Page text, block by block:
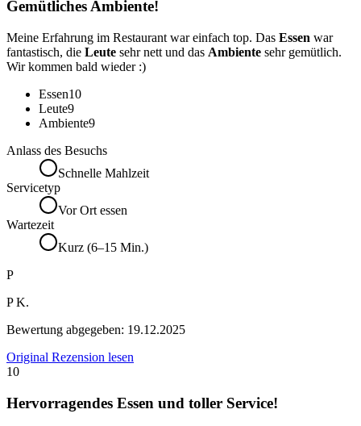
Gemütliches Ambiente!
Meine Erfahrung im Restaurant war einfach top. Das Essen war
fantastisch, die Leute sehr nett und das Ambiente sehr gemütlich.
Wir kommen bald wieder :)
Essen10
Leute9
Ambiente9
Anlass des Besuchs
Schnelle Mahlzeit
Servicetyp
Vor Ort essen
Wartezeit
Kurz (6–15 Min.)
P
P K.
Bewertung abgegeben: 19.12.2025
Original Rezension lesen
10
Hervorragendes Essen und toller Service!